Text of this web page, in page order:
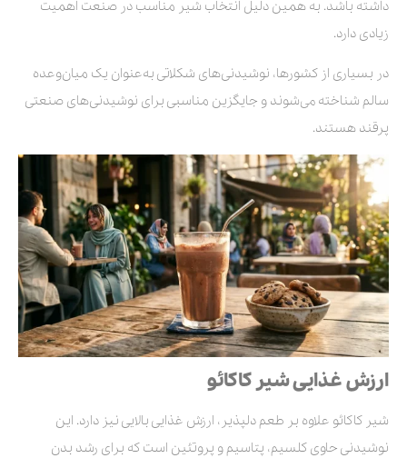
داشته باشد. به همین دلیل انتخاب شیر مناسب در صنعت اهمیت
زیادی دارد.
در بسیاری از کشورها، نوشیدنی‌های شکلاتی به‌عنوان یک میان‌وعده
سالم شناخته می‌شوند و جایگزین مناسبی برای نوشیدنی‌های صنعتی
پرقند هستند.
ارزش غذایی شیر کاکائو
شیر کاکائو علاوه بر طعم دلپذیر، ارزش غذایی بالایی نیز دارد. این
نوشیدنی حاوی کلسیم، پتاسیم و پروتئین است که برای رشد بدن